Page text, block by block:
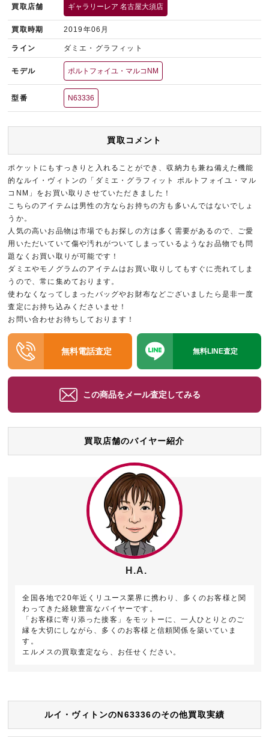
買取店舗 ギャラリーレア 名古屋大須店
買取時期 2019年06月
ライン ダミエ・グラフィット
モデル ポルトフォイユ・マルコNM
型番 N63336
買取コメント
ポケットにもすっきりと入れることができ、収納力も兼ね備えた機能
的なルイ・ヴィトンの「ダミエ・グラフィット ポルトフォイユ・マル
コNM」をお買い取りさせていただきました！
こちらのアイテムは男性の方ならお持ちの方も多いんではないでしょ
うか。
人気の高いお品物は市場でもお探しの方は多く需要があるので、ご愛
用いただいていて傷や汚れがついてしまっているようなお品物でも問
題なくお買い取りが可能です！
ダミエやモノグラムのアイテムはお買い取りしてもすぐに売れてしま
うので、常に集めております。
使わなくなってしまったバッグやお財布などございましたら是非一度
査定にお持ち込みくださいませ！
お問い合わせお待ちしております！
無料電話査定 無料LINE査定
この商品をメール査定してみる
買取店舗のバイヤー紹介
H.A.
全国各地で20年近くリユース業界に携わり、多くのお客様と関
わってきた経験豊富なバイヤーです。
「お客様に寄り添った接客」をモットーに、一人ひとりとのご
縁を大切にしながら、多くのお客様と信頼関係を築いていま
す。
エルメスの買取査定なら、お任せください。
ルイ・ヴィトンのN63336のその他買取実績